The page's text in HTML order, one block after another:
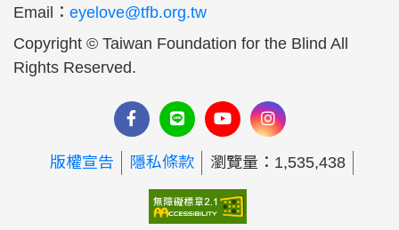
Email： eyelove@tfb.org.tw
Copyright © Taiwan Foundation for the Blind All
Rights Reserved.
版權宣告 隱私條款 瀏覽量：1,535,438